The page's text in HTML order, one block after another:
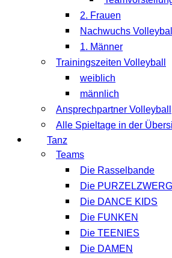
2. Frauen
Nachwuchs Volleyball
1. Männer
Trainingszeiten Volleyball
weiblich
männlich
Ansprechpartner Volleyball
Alle Spieltage in der
Tanz
Teams
Die Rasselbande
Die
Die DANCE KIDS
Die FUNKEN
Die TEENIES
Die DAMEN